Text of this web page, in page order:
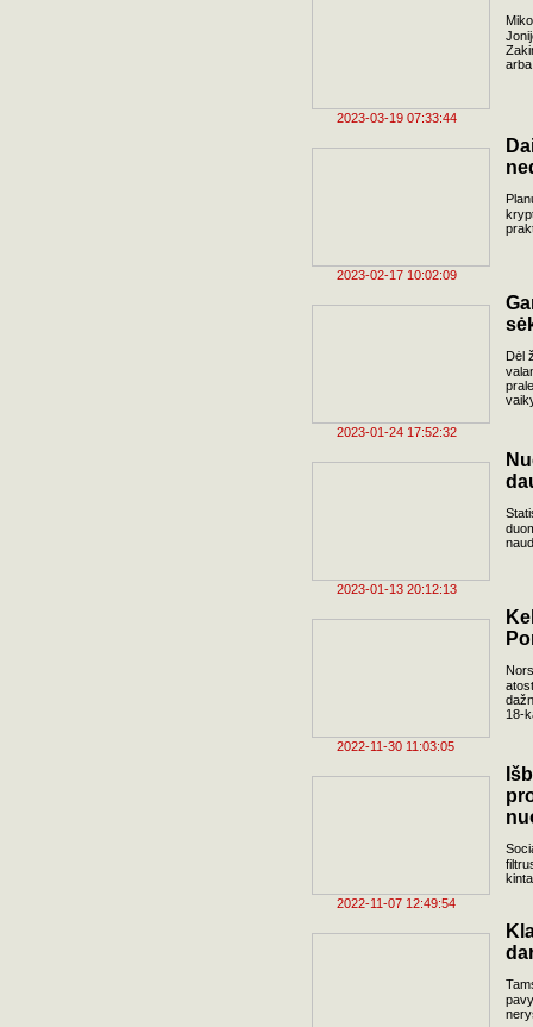
2023-03-19 07:33:44
2023-02-17 10:02:09
2023-01-24 17:52:32
Dėl
2023-01-13 20:12:13
2022-11-30 11:03:05
18-
2022-11-07 12:49:54